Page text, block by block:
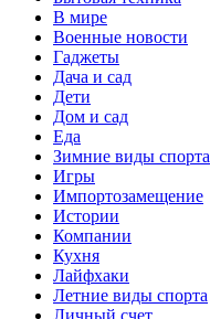
В мире
Военные новости
Гаджеты
Дача и сад
Дети
Дом и сад
Еда
Зимние виды спорта
Игры
Импортозамещение
Истории
Компании
Кухня
Лайфхаки
Летние виды спорта
Личный счет